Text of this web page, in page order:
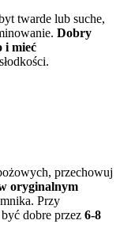
twarde lub suche,
Dobry
i mieć
przechowuj
oryginalnym
Przy
dobre przez 6-8